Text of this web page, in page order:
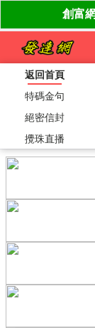
返回首頁
特碼金句
絕密信封
攪珠直播